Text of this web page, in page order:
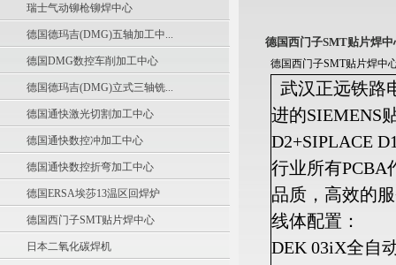
瑞士气动铆枪铆焊中心
德国德玛吉(DMG)五轴加工中...
德国DMG数控车削加工中心
德国德玛吉(DMG)立式三轴铣...
德国通快激光切割加工中心
德国通快数控冲加工中心
德国通快数控折弯加工中心
德国ERSA埃莎13温区回焊炉
德国西门子SMT贴片焊中心
日本二氧化碳焊机
德国西门子SMT贴片焊中
德国西门子SMT贴片焊中
武汉正远铁路
进的SIEMENS
D2+SIPLACE
行业所有PCBA
品质，高效的
线体配置：
DEK 03iX全自